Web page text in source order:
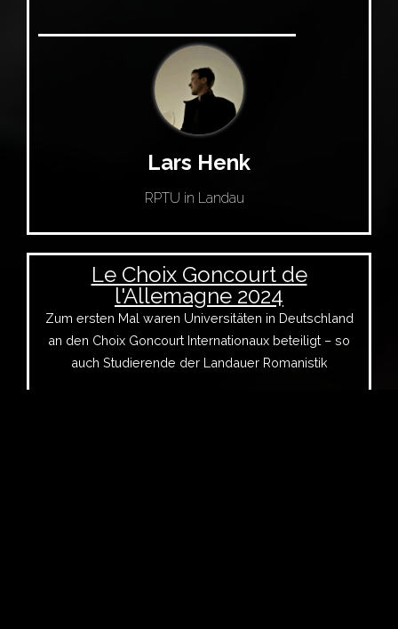
Lars Henk
RPTU in Landau
Le Choix Goncourt de
l'Allemagne 2024
Zum ersten Mal waren Universitäten in Deutschland
an den Choix Goncourt Internationaux beteiligt – so
auch Studierende der Landauer Romanistik